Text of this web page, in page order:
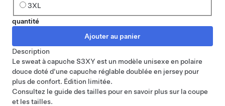
3XL
quantité
Description
Le sweat à capuche S3XY est un modèle unisexe en polaire
douce doté d'une capuche réglable doublée en jersey pour
plus de confort. Édition limitée.
Consultez le guide des tailles pour en savoir plus sur la coupe
et les tailles.